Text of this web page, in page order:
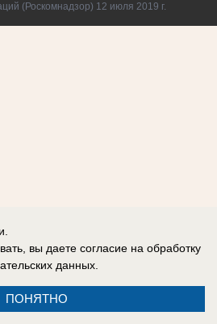
(Роскомнадзор) 12 июля 2019 г.
вы даете согласие на обработку
данных.
ПОНЯТНО